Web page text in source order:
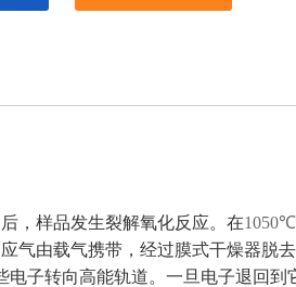
，样品发生裂解氧化反应。在1050℃
气由载气携带，经过膜式干燥器脱
子转向高能轨道。一旦电子退回到